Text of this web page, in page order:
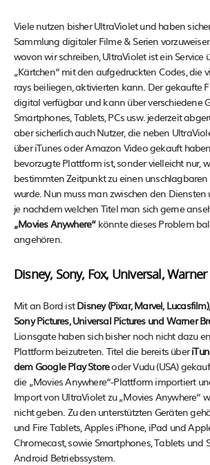
Viele nutzen bisher UltraViolet und haben
Sammlung digitaler Filme & Serien
wovon wir schreiben, UltraViolet ist ein Service
„Kärtchen“ mit den aufgedruckten Codes, die
rays beiliegen, aktivierten kann. Der gekaufte
digital verfügbar und kann über verschiedene
Smartphones, Tablets, PCs usw. jederzeit
aber sicherlich auch Nutzer, die neben
über iTunes oder Amazon Video gekauft
bevorzugte Plattform ist, sonder vielleicht nur,
bestimmten Zeitpunkt zu einen
wurde. Nun muss man zwischen den Diensten
je nachdem welchen Titel man sich gerne
„Movies Anywhere“könnte dieses Problem
angehören.
Disney, Sony, Fox, Universal, Warner
Mit an Bord istDisney (Pixar, Marvel,
Sony Pictures, Universal Pictures und Warner
Lionsgate haben sich bisher noch nicht dazu
Plattform beizutreten. Titel die bereits über
dem Google Play Storeoder Vudu (USA)
die „Movies Anywhere“-Plattform importiert
Import von UltraViolet zu „Movies Anywhere“
nicht geben. Zu den unterstützten Geräten
und Fire Tablets, Apples iPhone, iPad und
Chromecast, sowie Smartphones, Tablets und
Android Betriebssystem.